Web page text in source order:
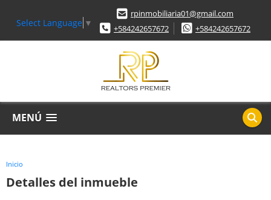
Select Language ▼
rpinmobiliaria01@gmail.com
+584242657672
+584242657672
MENÚ
Inicio
Detalles del inmueble